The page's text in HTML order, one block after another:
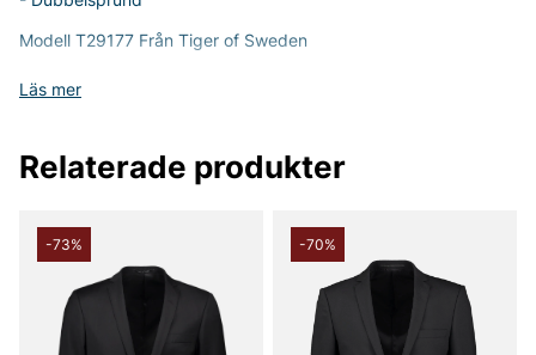
Läs mer
Modell T29177 Från Tiger of Sweden
Tack för att du handlar i vår webbshop. Besök oss även i vår
Relaterade produkter
-73% -70%